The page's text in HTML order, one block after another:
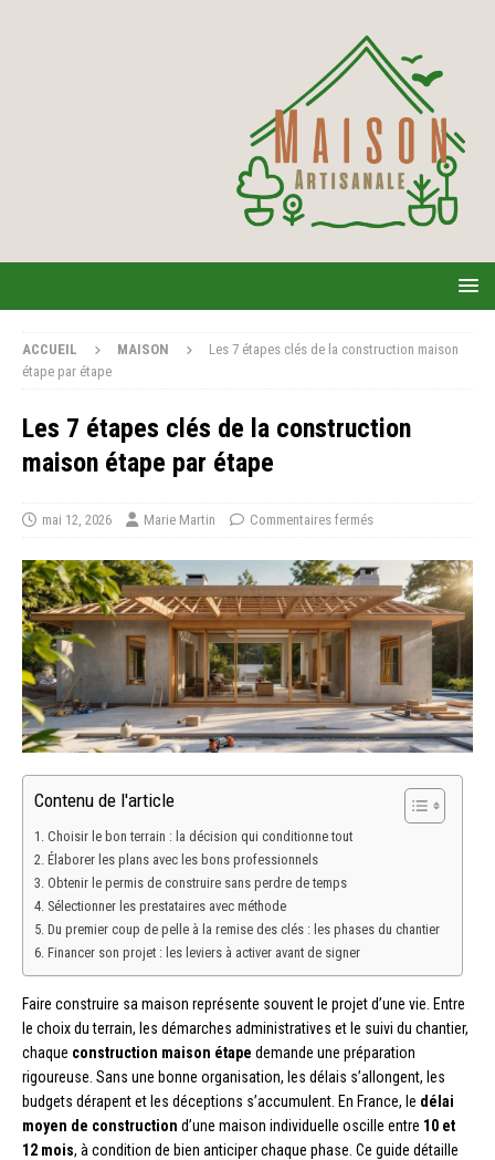
ACCUEIL MAISON
Les 7 étapes clés de la construction maison
étape par étape
Les 7 étapes clés de la construction
maison étape par étape
mai 12, 2026 Marie Martin Commentaires fermés
Contenu de l'article
Choisir le bon terrain : la décision qui conditionne tout
Élaborer les plans avec les bons professionnels
Obtenir le permis de construire sans perdre de temps
Sélectionner les prestataires avec méthode
Du premier coup de pelle à la remise des clés : les phases du chantier
Financer son projet : les leviers à activer avant de signer
Faire construire sa maison représente souvent le projet d’une vie. Entre
le choix du terrain, les démarches administratives et le suivi du chantier,
chaque construction maison étape demande une préparation
rigoureuse. Sans une bonne organisation, les délais s’allongent, les
budgets dérapent et les déceptions s’accumulent. En France, le délai
moyen de construction d’une maison individuelle oscille entre 10 et
12 mois, à condition de bien anticiper chaque phase. Ce guide détaille